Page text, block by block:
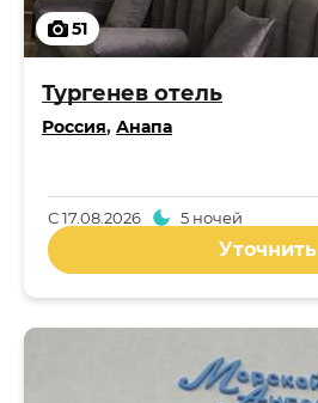
51
Тургенев отель
Россия, Анапа
С17.08.2026 5 ночей
Уточнить